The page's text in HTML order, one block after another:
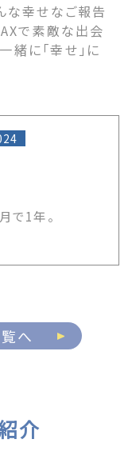
な幸せなご報告
で素敵な出会
緒に「幸せ」に
で1年。
へ
介